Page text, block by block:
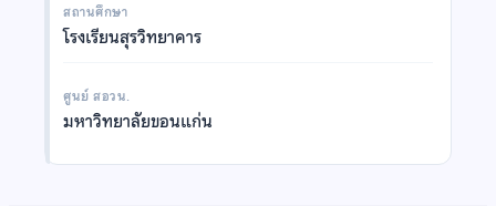
สถานศึกษา
โรงเรียนสุรวิทยาคาร
ศูนย์ สอวน.
มหาวิทยาลัยขอนแก่น